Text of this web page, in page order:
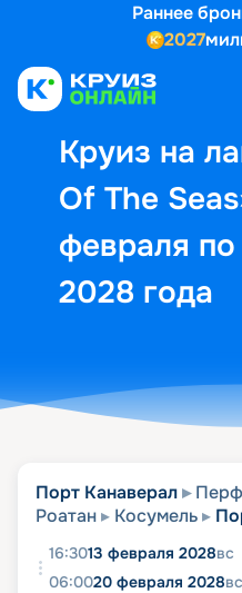
Раннее
2027
Круиз на
Of The
февраля
2028 года
Порт Канаверал
Роатан
Косумель
16:3013 февраля 2028вс
06:0020 февраля 2028вс